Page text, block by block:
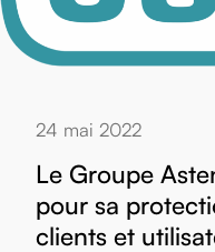
24 mai 2022
Le Groupe
pour sa
clients et